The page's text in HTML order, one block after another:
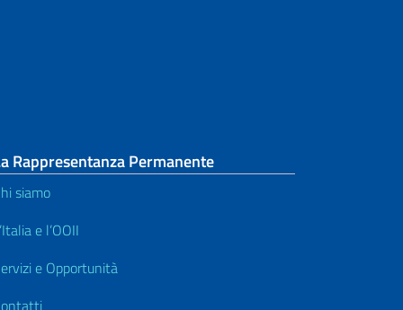
Rappresentanza Permanente
siamo
e l’OOII
e Opportunità